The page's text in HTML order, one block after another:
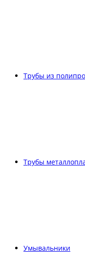
Трубы из
Трубы
Умывальники